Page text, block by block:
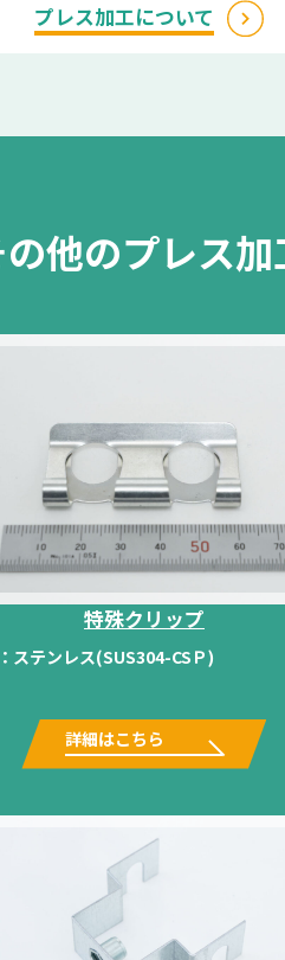
プレス加工について
の他のプレス加
特殊クリップ
ステンレス(SUS304-CSＰ)
詳細はこちら